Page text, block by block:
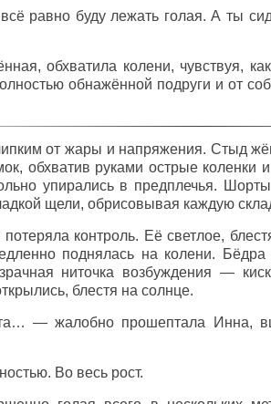
равно буду лежать голая. А ты
обхватила колени, чувствуя,
обнажённой подруги и от
от жары и напряжения. Стыд
обхватив руками острые коленки
упирались в предплечья.
щели, обрисовывая каждую
контроль. Её светлое,
поднялась на колени.
ниточка возбуждения —
блестя на солнце.
— жалобно прошептала Инна,
Во весь рост.